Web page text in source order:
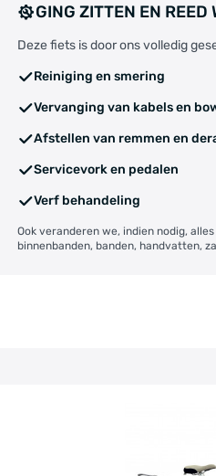
GING ZITTEN EN REED
Deze fiets is door ons volledig
Reiniging en smering
Vervanging van kabels en
Afstellen van remmen en
Servicevork en pedalen
Verf behandeling
Ook veranderen we, indien nodig,
binnenbanden, banden, handvatten,